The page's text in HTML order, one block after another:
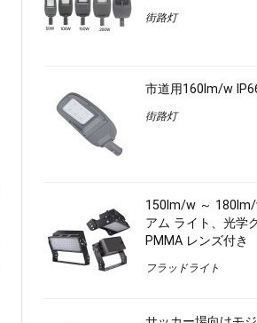
街路灯
市道用160lm/w
街路灯
150lm/w ～ 180lm/
アム ライト、光学
PMMA レンズ付き
フラッドライト